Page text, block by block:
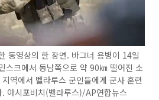
동영상의 한 장면. 바그너 용병이 14일
스크에서 동남쪽으로 약 90㎞ 떨어진 소
역에서 벨라루스 군인들에게 군사 훈련
아시포비치(벨라루스)/AP연합뉴스